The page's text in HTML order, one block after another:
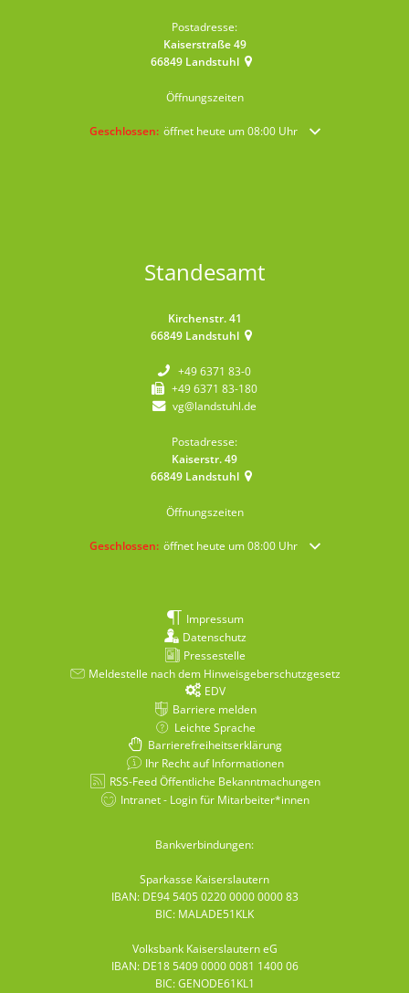
Postadresse:
Kaiserstraße 49
66849 Landstuhl
Öffnungszeiten
Klicken, um weitere Öffnungs- oder Schließzeiten
Geschlossen: öffnet heute um 08:00 Uhr
Standesamt
Kirchenstr. 41
66849 Landstuhl
+49 6371 83-0
+49 6371 83-180
vg@landstuhl.de
Postadresse:
Kaiserstr. 49
66849 Landstuhl
Öffnungszeiten
Klicken, um weitere Öffnungs- oder Schließzeiten
Geschlossen: öffnet heute um 08:00 Uhr
Impressum
Datenschutz
Pressestelle
Meldestelle nach dem Hinweisgeberschutzgesetz
EDV
Barriere melden
Leichte Sprache
Barrierefreiheitserklärung
Ihr Recht auf Informationen
RSS-Feed Öffentliche Bekanntmachungen
Intranet - Login für Mitarbeiter*innen
Bankverbindungen:
Sparkasse Kaiserslautern
IBAN: DE94 5405 0220 0000 0000 83
BIC: MALADE51KLK
Volksbank Kaiserslautern eG
IBAN: DE18 5409 0000 0081 1400 06
BIC: GENODE61KL1